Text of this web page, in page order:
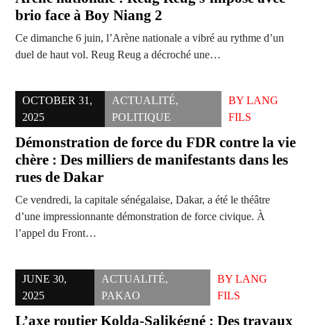
brio face à Boy Niang 2
Ce dimanche 6 juin, l’Arène nationale a vibré au rythme d’un
duel de haut vol. Reug Reug a décroché une…
OCTOBER 31,
2025
ACTUALITÉ,
POLITIQUE
BY LANG
FILS
Démonstration de force du FDR contre la vie
chère : Des milliers de manifestants dans les
rues de Dakar
Ce vendredi, la capitale sénégalaise, Dakar, a été le théâtre
d’une impressionnante démonstration de force civique. À
l’appel du Front…
JUNE 30,
2025
ACTUALITÉ,
PAKAO
BYLANG
FILS
L’axe routier Kolda-Salikégné : Des travaux